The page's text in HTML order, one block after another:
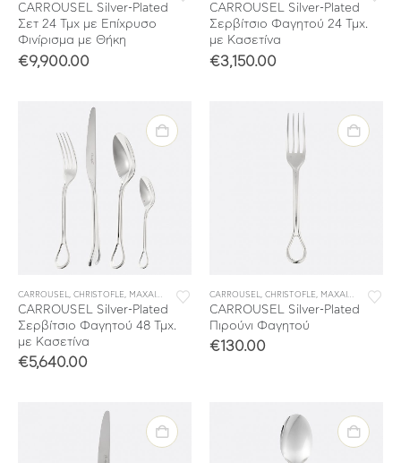
CARROUSEL Silver-Plated
Σετ 24 Τμχ με Επίχρυσο
Φινίρισμα με Θήκη
€9,900.00
CARROUSEL Silver-Plated
Σερβίτσιο Φαγητού 24 Τμχ.
με Κασετίνα
€3,150.00
CARROUSEL CHRISTOFLE ΜΑΧΑΙΡΟΠΙΡΟΥΝΑ ,ΣΕΤ ΜΑΧΑΙΡΟΠΙΡΟΥΝΑ ΣΥΛΛΟΓΕΣ
CARROUSEL Silver-Plated
Σερβίτσιο Φαγητού 48 Τμχ.
με Κασετίνα
€5,640.00
CARROUSEL CHRISTOFLE ΜΑΧΑΙΡΟΠΙΡΟΥΝΑ
CARROUSEL Silver-Plated
Πιρούνι Φαγητού
€130.00